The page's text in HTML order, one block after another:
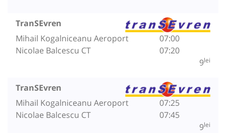
TranSEvren
Mihail Kogalniceanu Aeroport
Nicolae Balcescu CT
07:00
07:20
9lei
TranSEvren
Mihail Kogalniceanu Aeroport
Nicolae Balcescu CT
07:25
07:45
9lei